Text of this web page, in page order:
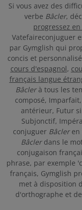
Si vous avez des
verbe Bâcler,
progressez
Vatefaireconjuguer
par Gymglish qui
concis et
cours d'espagnol,
français langue
Bâclerà tous les
composé,
antérieur, Futur
Subjonctif,
conjuguer Bâcleren
Bâclerdans le
conjugaison
phrase, par exemple
français, Gymglish
met à disposition
d'orthographe et